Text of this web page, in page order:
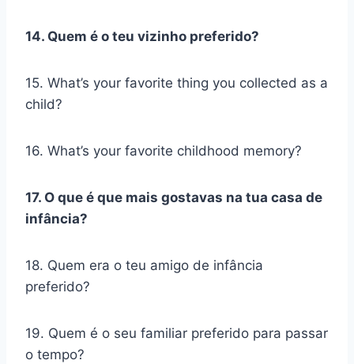
14. Quem é o teu vizinho preferido?
15. What’s your favorite thing you collected as a
child?
16. What’s your favorite childhood memory?
17. O que é que mais gostavas na tua casa de
infância?
18. Quem era o teu amigo de infância
preferido?
19. Quem é o seu familiar preferido para passar
o tempo?